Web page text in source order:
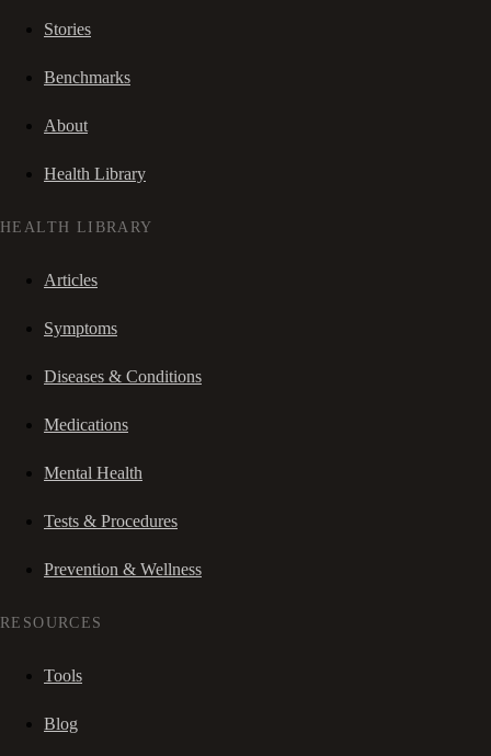
Stories
Benchmarks
About
Health Library
HEALTH LIBRARY
Articles
Symptoms
Diseases & Conditions
Medications
Mental Health
Tests & Procedures
Prevention & Wellness
RESOURCES
Tools
Blog